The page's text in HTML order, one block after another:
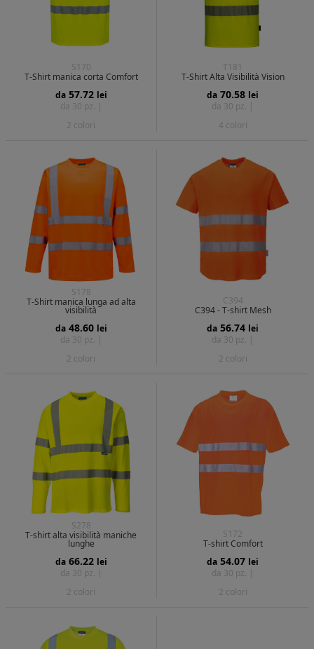
S170
T-Shirt manica corta Comfort
da 57.72 lei
da 30 pz. |
2 colori
T181
T-Shirt Alta Visibilità Vision
da 70.58 lei
da 30 pz. |
4 colori
S178
T-Shirt manica lunga ad alta
visibilità
da 48.60 lei
da 30 pz. |
2 colori
C394
C394 - T-shirt Mesh
da 56.74 lei
da 30 pz. |
2 colori
S278
T-shirt alta visibilità maniche
lunghe
da 66.22 lei
da 30 pz. |
2 colori
S172
T-shirt Comfort
da 54.07 lei
da 30 pz. |
2 colori